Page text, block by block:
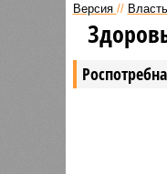
сети
Версия // Власть